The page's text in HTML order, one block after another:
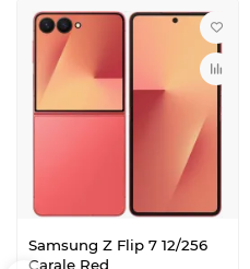
Samsung Z Flip 7 12/256
Carale Red